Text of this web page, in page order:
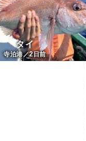
タイ
寺泊港／2日前